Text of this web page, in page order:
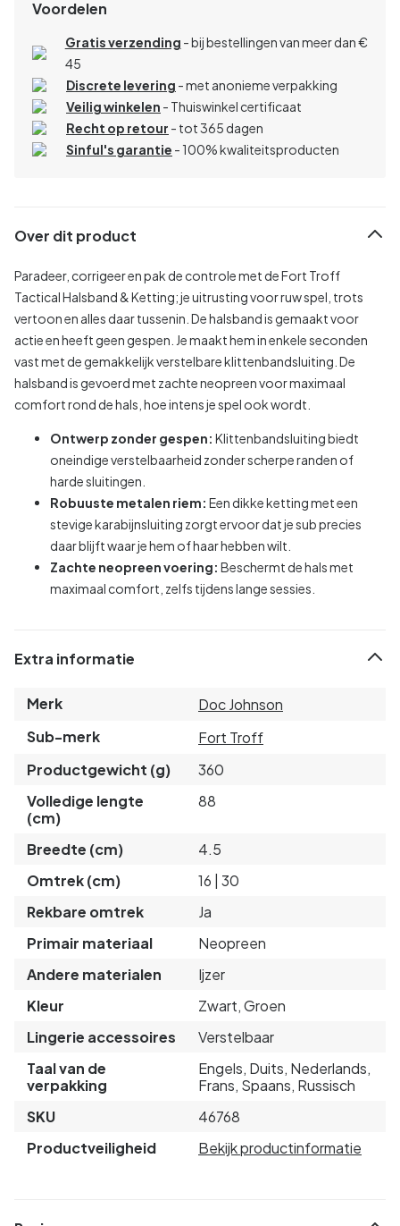
Voordelen
Gratis verzending - bij bestellingen van meer dan €
45
Discrete levering - met anonieme verpakking
Veilig winkelen - Thuiswinkel certificaat
Recht op retour - tot 365 dagen
Sinful's garantie - 100% kwaliteitsproducten
Over dit product
Paradeer, corrigeer en pak de controle met de Fort Troff
Tactical Halsband & Ketting; je uitrusting voor ruw spel, trots
vertoon en alles daar tussenin. De halsband is gemaakt voor
actie en heeft geen gespen. Je maakt hem in enkele seconden
vast met de gemakkelijk verstelbare klittenbandsluiting. De
halsband is gevoerd met zachte neopreen voor maximaal
comfort rond de hals, hoe intens je spel ook wordt.
Ontwerp zonder gespen: Klittenbandsluiting biedt
oneindige verstelbaarheid zonder scherpe randen of
harde sluitingen.
Robuuste metalen riem: Een dikke ketting met een
stevige karabijnsluiting zorgt ervoor dat je sub precies
daar blijft waar je hem of haar hebben wilt.
Zachte neopreen voering: Beschermt de hals met
maximaal comfort, zelfs tijdens lange sessies.
Extra informatie
Merk
Doc Johnson
Sub-merk
Fort Troff
Productgewicht (g)
360
Volledige lengte
(cm)
88
Breedte (cm)
4.5
Omtrek (cm)
16 | 30
Rekbare omtrek
Ja
Primair materiaal
Neopreen
Andere materialen
Ijzer
Kleur
Zwart, Groen
Lingerie accessoires
Verstelbaar
Taal van de
verpakking
Engels, Duits, Nederlands,
Frans, Spaans, Russisch
SKU
46768
Productveiligheid
Bekijk productinformatie